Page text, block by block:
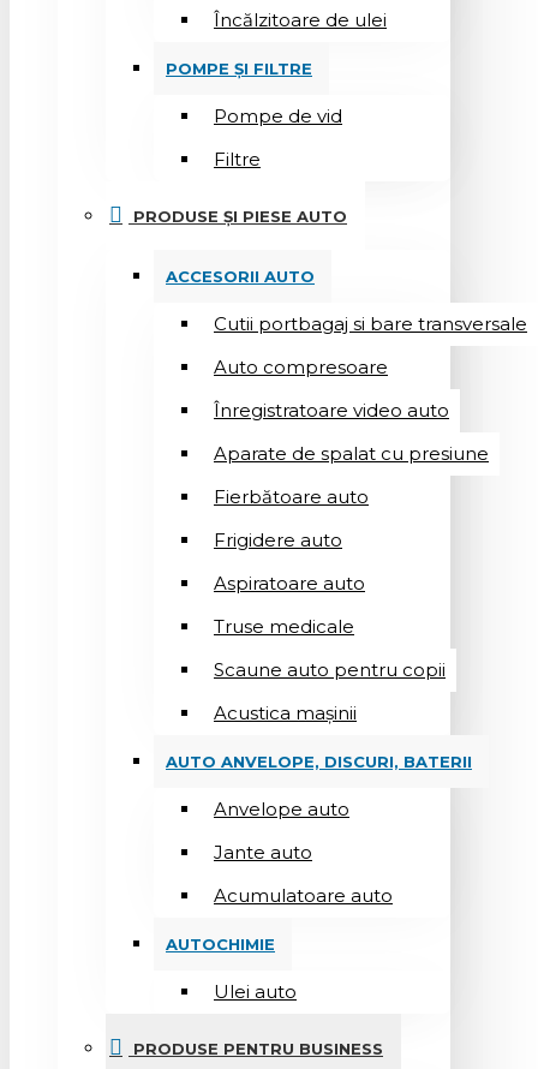
Încălzitoare de ulei
POMPE ȘI FILTRE
Pompe de vid
Filtre
PRODUSE ȘI PIESE AUTO
ACCESORII AUTO
Cutii portbagaj si bare transversale
Auto compresoare
Înregistratoare video auto
Aparate de spalat cu presiune
Fierbătoare auto
Frigidere auto
Aspiratoare auto
Truse medicale
Scaune auto pentru copii
Acustica mașinii
AUTO ANVELOPE, DISCURI, BATERII
Anvelope auto
Jante auto
Acumulatoare auto
AUTOCHIMIE
Ulei auto
PRODUSE PENTRU BUSINESS